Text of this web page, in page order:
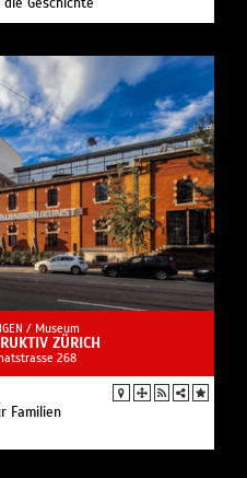
/ Museum
ZÜRICH
268
Familien